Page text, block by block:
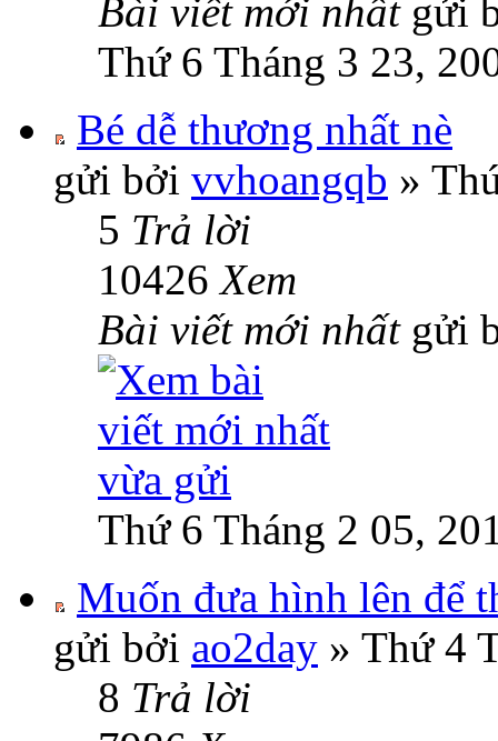
Bài viết mới nhất gửi
Thứ 6 Tháng 3 23,
Bé dễ thương nhất nè
gửi bởi vvhoangqb »
5 Trả lời
10426Xem
Bài viết mới nhất gửi
Thứ 6 Tháng 2 05,
Muốn đưa hình lên để
gửi bởi ao2day » Thứ 4
8 Trả lời